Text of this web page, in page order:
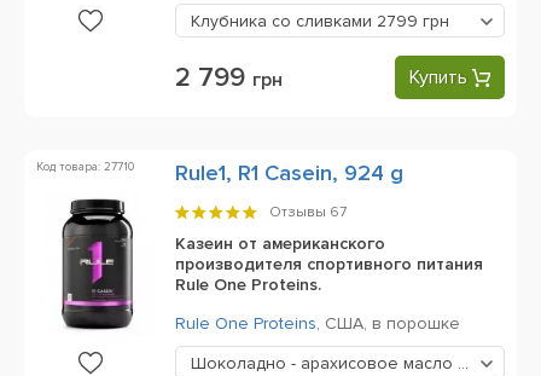
Клубника со сливками 2799 грн
2 799 грн Купить
Код товара: 27710 Rule1, R1 Casein, 924 g
Отзывы 67
Казеин от американского
производителя спортивного питания
Rule One Proteins.
Rule One Proteins, США, в порошке
Шоколадно - арахисовое масло
1659 грн